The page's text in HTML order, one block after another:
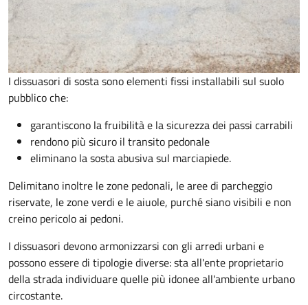
I dissuasori di sosta sono elementi fissi installabili sul suolo
pubblico che:
garantiscono la fruibilità e la sicurezza dei passi carrabili
rendono più sicuro il transito pedonale
eliminano la sosta abusiva sul marciapiede.
Delimitano inoltre le zone pedonali, le aree di parcheggio
riservate, le zone verdi e le aiuole, purché siano visibili e non
creino pericolo ai pedoni.
I dissuasori devono armonizzarsi con gli arredi urbani e
possono essere di tipologie diverse: sta all'ente proprietario
della strada individuare quelle più idonee all'ambiente urbano
circostante.